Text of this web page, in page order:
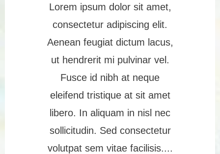
Lorem ipsum dolor sit amet,
consectetur adipiscing elit.
Aenean feugiat dictum lacus,
ut hendrerit mi pulvinar vel.
Fusce id nibh at neque
eleifend tristique at sit amet
libero. In aliquam in nisl nec
sollicitudin. Sed consectetur
volutpat sem vitae facilisis.